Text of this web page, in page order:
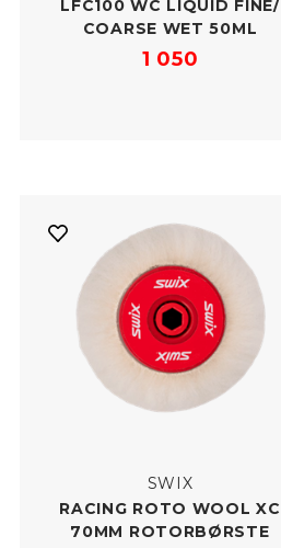
LFC100 WC LIQUID FINE/​
COARSE WET 50ML
1 050
SWIX
RACING ROTO WOOL XC
70MM ROTORBØRSTE